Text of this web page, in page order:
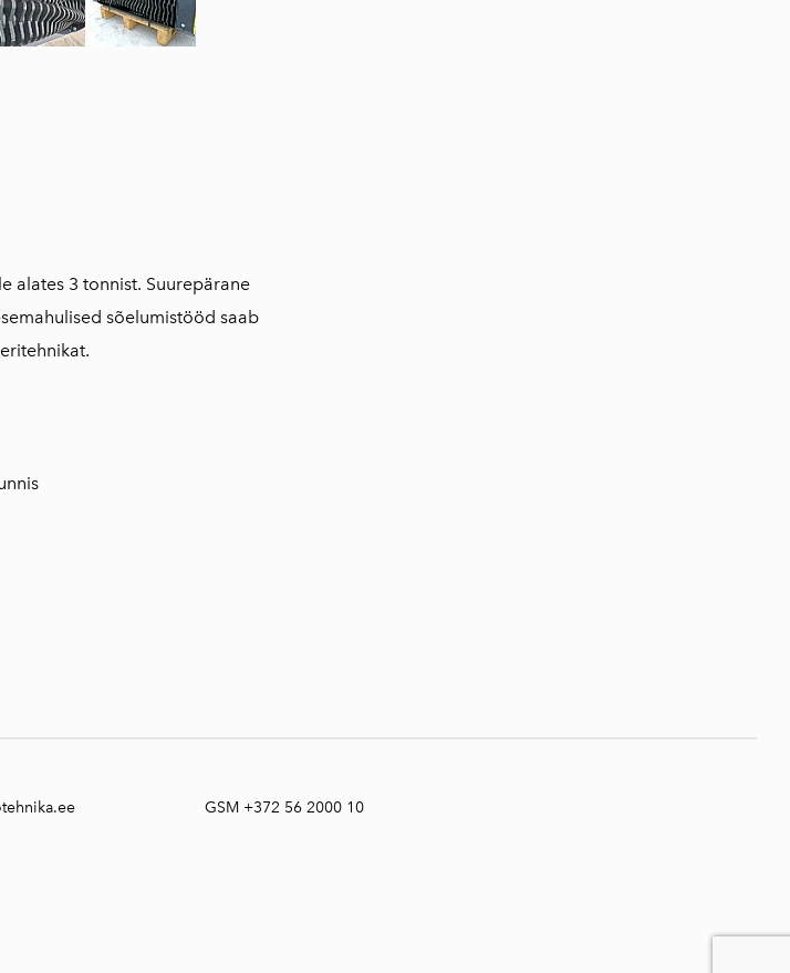
alates 3 tonnist. Suurepärane
sõelumistööd saab
GSM +372 56 2000 10